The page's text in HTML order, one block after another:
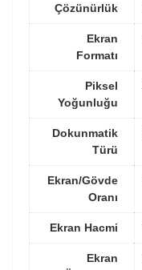
Çözünürlük
Ekran
Formatı
Piksel
Yoğunluğu
Dokunmatik
Türü
Ekran/Gövde
Oranı
Ekran Hacmi
Ekran